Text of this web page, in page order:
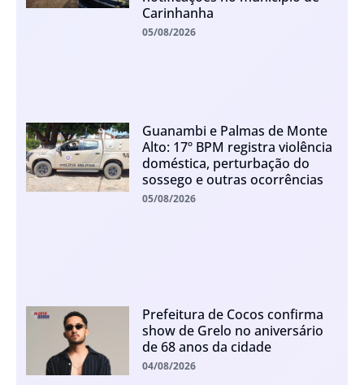
Carinhanha
05/08/2026
Guanambi e Palmas de Monte
Alto: 17º BPM registra violência
doméstica, perturbação do
sossego e outras ocorrências
05/08/2026
Prefeitura de Cocos confirma
show de Grelo no aniversário
de 68 anos da cidade
04/08/2026